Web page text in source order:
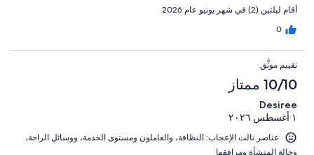
أقام ليلتين (2) في شهر يونيو عام 2026
0
تقييم موثَّق
10/10 ممتاز
Desiree
١ أغسطس ٢٠٢٦
عناصر نالت الإعجاب: ⁦النظافة⁩، و⁦العاملون ومستوى الخدمة⁩، و⁦وسائل الراحة⁩،
و⁦حالة المنشأة ومرافقها⁩